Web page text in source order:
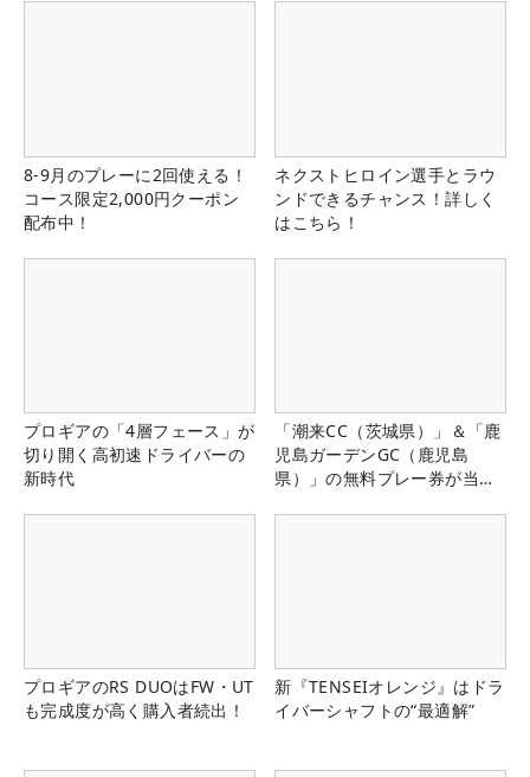
8-9月のプレーに2回使える！
コース限定2,000円クーポン
配布中！
ネクストヒロイン選手とラウ
ンドできるチャンス！詳しく
はこちら！
プロギアの「4層フェース」が
切り開く高初速ドライバーの
新時代
「潮来CC（茨城県）」＆「鹿
児島ガーデンGC（鹿児島
県）」の無料プレー券が当た
プロギアのRS DUOはFW・UT
も完成度が高く購入者続出！
新『TENSEIオレンジ』はドラ
イバーシャフトの“最適解”